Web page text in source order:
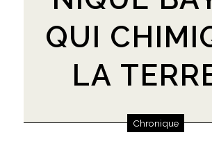
QUI
LA
Chronique